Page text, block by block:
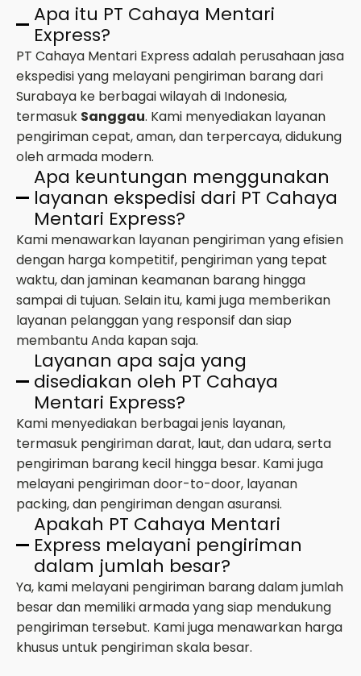
Apa itu PT Cahaya Mentari
Express?
PT Cahaya Mentari Express adalah perusahaan jasa
ekspedisi yang melayani pengiriman barang dari
Surabaya ke berbagai wilayah di Indonesia,
termasuk Sanggau. Kami menyediakan layanan
pengiriman cepat, aman, dan terpercaya, didukung
oleh armada modern.
Apa keuntungan menggunakan
layanan ekspedisi dari PT Cahaya
Mentari Express?
Kami menawarkan layanan pengiriman yang efisien
dengan harga kompetitif, pengiriman yang tepat
waktu, dan jaminan keamanan barang hingga
sampai di tujuan. Selain itu, kami juga memberikan
layanan pelanggan yang responsif dan siap
membantu Anda kapan saja.
Layanan apa saja yang
disediakan oleh PT Cahaya
Mentari Express?
Kami menyediakan berbagai jenis layanan,
termasuk pengiriman darat, laut, dan udara, serta
pengiriman barang kecil hingga besar. Kami juga
melayani pengiriman door-to-door, layanan
packing, dan pengiriman dengan asuransi.
Apakah PT Cahaya Mentari
Express melayani pengiriman
dalam jumlah besar?
Ya, kami melayani pengiriman barang dalam jumlah
besar dan memiliki armada yang siap mendukung
pengiriman tersebut. Kami juga menawarkan harga
khusus untuk pengiriman skala besar.